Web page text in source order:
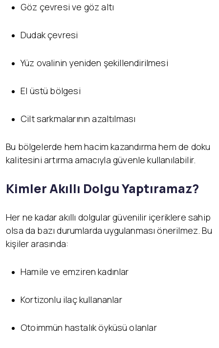
Göz çevresi ve göz altı
Dudak çevresi
Yüz ovalinin yeniden şekillendirilmesi
El üstü bölgesi
Cilt sarkmalarının azaltılması
Bu bölgelerde hem hacim kazandırma hem de doku
kalitesini artırma amacıyla güvenle kullanılabilir.
Kimler Akıllı Dolgu Yaptıramaz?
Her ne kadar akıllı dolgular güvenilir içeriklere sahip
olsa da bazı durumlarda uygulanması önerilmez. Bu
kişiler arasında:
Hamile ve emziren kadınlar
Kortizonlu ilaç kullananlar
Otoimmün hastalık öyküsü olanlar